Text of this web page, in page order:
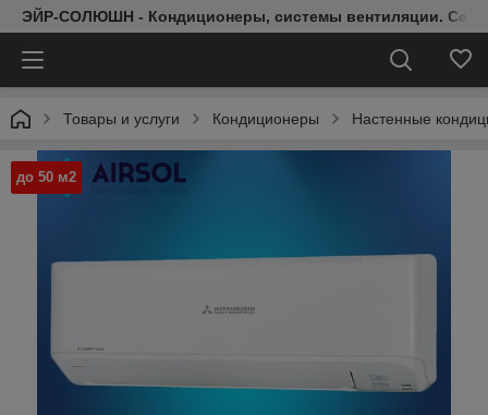
ЭЙР-СОЛЮШН - Кондиционеры, системы вентиляции.
Товары и услуги Кондиционеры Настенные
до 50 м2